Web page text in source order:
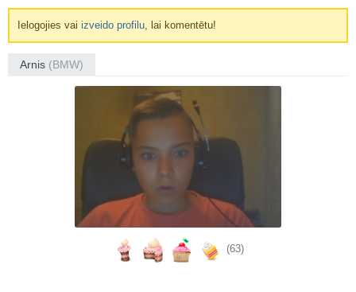
Ielogojies vaiizveido profilu, lai komentētu!
Arnis (BMW)
(63)